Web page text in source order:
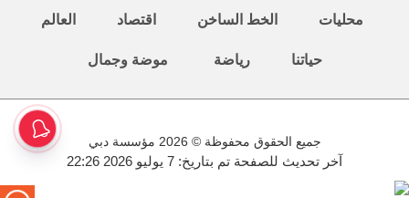
محليات الخط الساخن اقتصاد العالم
حياتنا رياضة موضة وجمال
جميع الحقوق محفوظة © 2026 مؤسسة دبي
آخر تحديث للصفحة تم بتاريخ: 7 يوليو 2026 22:26